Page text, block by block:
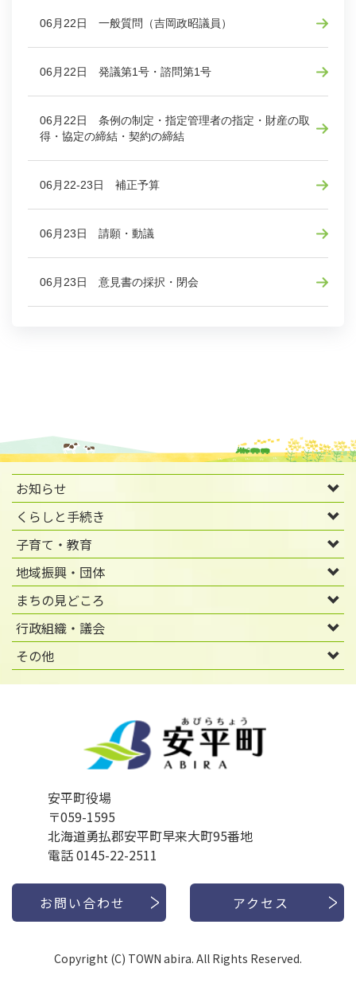
06月22日 一般質問（吉岡政昭議員）
06月22日 発議第1号・諮問第1号
06月22日 条例の制定・指定管理者の指定・財産の取
得・協定の締結・契約の締結
06月22-23日 補正予算
06月23日 請願・動議
06月23日 意見書の採択・閉会
お知らせ
くらしと手続き
子育て・教育
地域振興・団体
まちの見どころ
行政組織・議会
その他
安平町役場
〒059-1595
北海道勇払郡安平町早来大町95番地
電話 0145-22-2511
お問い合わせ アクセス
Copyright (C) TOWN abira. All Rights Reserved.